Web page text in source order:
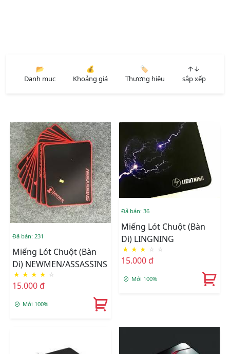
📂
Danh mục
💰
Khoảng giá
🏷️
Thương hiệu
↑↓
sắp xếp
Đã bán: 231
Miếng Lót Chuột (Bàn
Di) NEWMEN/ASSASSINS
★ ★ ★ ★ ☆
15.000 đ
Mới 100%
Đã bán: 36
Miếng Lót Chuột (Bàn
Di) LINGNING
★ ★ ★ ☆ ☆
15.000 đ
Mới 100%